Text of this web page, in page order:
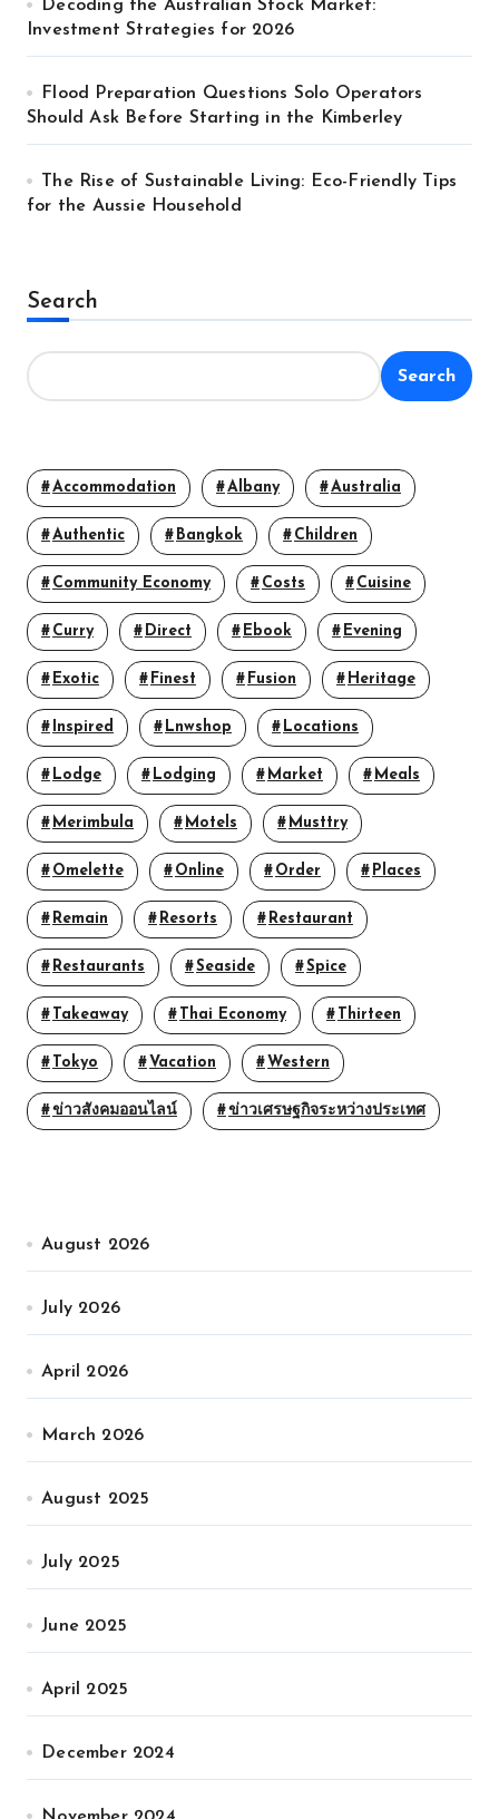
Decoding the Australian Stock Market:
Investment Strategies for 2026
Flood Preparation Questions Solo Operators
Should Ask Before Starting in the Kimberley
The Rise of Sustainable Living: Eco-Friendly Tips
for the Aussie Household
Search
Search
Accommodation Albany Australia
Authentic Bangkok Children
Community Economy Costs Cuisine
Curry Direct Ebook Evening
Exotic Finest Fusion Heritage
Inspired Lnwshop Locations
Lodge Lodging Market Meals
Merimbula Motels Musttry
Omelette Online Order Places
Remain Resorts Restaurant
Restaurants Seaside Spice
Takeaway Thai Economy Thirteen
Tokyo Vacation Western
ข่าวสังคมออนไลน์ ข่าวเศรษฐกิจระหว่างประเทศ
August 2026
July 2026
April 2026
March 2026
August 2025
July 2025
June 2025
April 2025
December 2024